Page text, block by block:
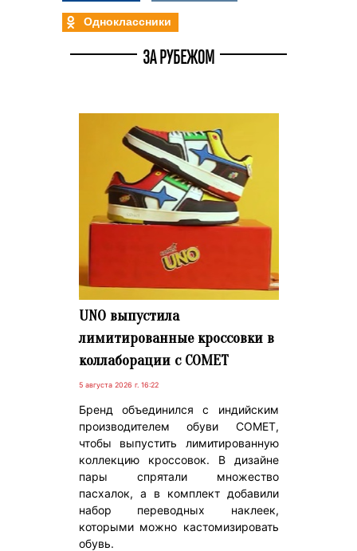
Одноклассники
ЗА РУБЕЖОМ
UNO выпустила
лимитированные кроссовки в
коллаборации с COMET
5 августа 2026 г. 16:22
Бренд объединился с индийским
производителем обуви COMET,
чтобы выпустить лимитированную
коллекцию кроссовок. В дизайне
пары спрятали множество
пасхалок, а в комплект добавили
набор переводных наклеек,
которыми можно кастомизировать
обувь.